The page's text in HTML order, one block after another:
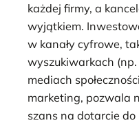
każdej firmy, a
wyjątkiem.
w kanały cyfrowe,
wyszukiwarkach
mediach
marketing, pozwala
szans na dotarcie